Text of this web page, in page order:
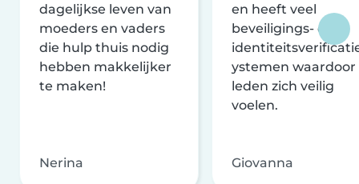
dagelijkse leven van
moeders en vaders
die hulp thuis nodig
hebben makkelijker
te maken!
Nerina
en heeft veel
beveiligings- en
ystemen waardoor
leden zich veilig
voelen.
Giovanna